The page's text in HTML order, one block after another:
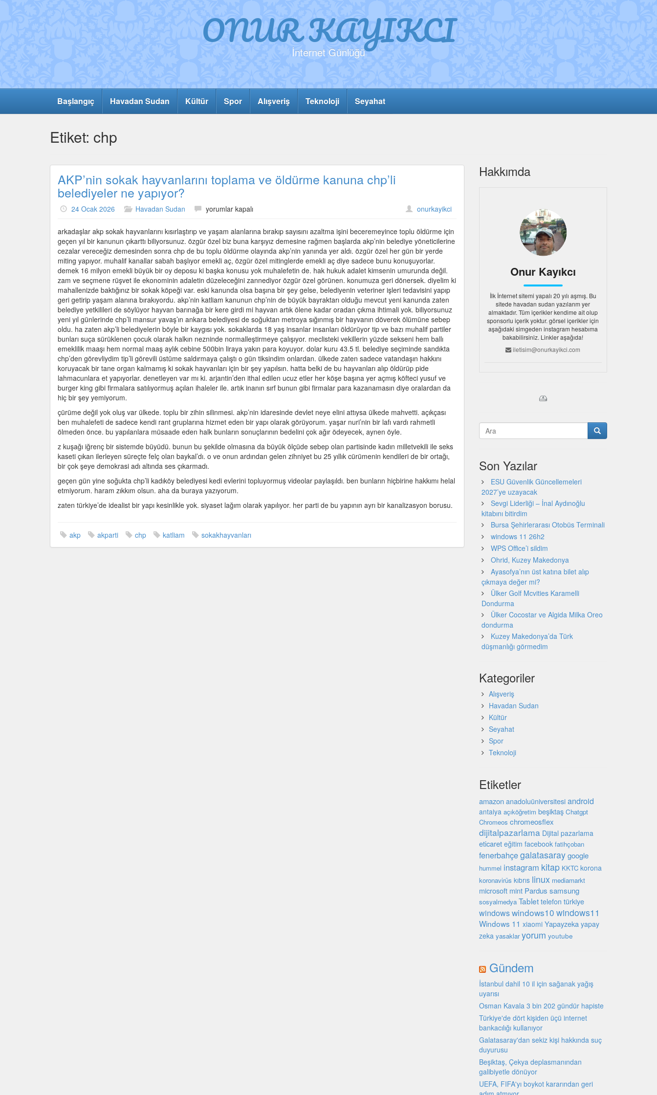
ONUR KAYIKCI
İnternet Günlüğü
Başlangıç Havadan Sudan Kültür Spor Alışveriş Teknoloji Seyahat
Etiket: chp
AKP’nin sokak hayvanlarını toplama ve öldürme kanuna chp’li
belediyeler ne yapıyor?
24 Ocak 2026 Havadan Sudan
AKP’nin
hayvanlarını
toplama
ve
öldürme
kanuna
chp’li
belediyeler
ne
yapıyor?
için
yorumlar kapalı onurkayikci
arkadaşlar akp sokak hayvanlarını kısırlaştırıp ve yaşam alanlarına bırakıp sayısını azaltma işini beceremeyince toplu öldürme için
geçen yıl bir kanunun çıkarttı biliyorsunuz. özgür özel biz buna karşıyız demesine rağmen başlarda akp’nin belediye yöneticilerine
cezalar vereceğiz demesinden sonra chp de bu toplu öldürme olayında akp’nin yanında yer aldı. özgür özel her gün bir yerde
miting yapıyor. muhalif kanallar sabah başlıyor emekli aç, özgür özel mitinglerde emekli aç diye sadece bunu konuşuyorlar.
demek 16 milyon emekli büyük bir oy deposu ki başka konusu yok muhalefetin de. hak hukuk adalet kimsenin umurunda değil.
zam ve seçmene rüşvet ile ekonominin adaletin düzeleceğini zannediyor özgür özel görünen. konumuza geri dönersek. diyelim ki
mahallenizde baktığınız bir sokak köpeği var. eski kanunda olsa başına bir şey gelse, belediyenin veteriner işleri tedavisini yapıp
geri getirip yaşam alanına bırakıyordu. akp’nin katliam kanunun chp’nin de büyük bayraktarı olduğu mevcut yeni kanunda zaten
belediye yetkilileri de söylüyor hayvan barınağa bir kere girdi mi hayvan artık ölene kadar oradan çıkma ihtimali yok. biliyorsunuz
yeni yıl günlerinde chp’li mansur yavaş’ın ankara belediyesi de soğuktan metroya sığınmış bir hayvanın döverek ölümüne sebep
oldu. ha zaten akp’li belediyelerin böyle bir kaygısı yok. sokaklarda 18 yaş insanlar insanları öldürüyor tip ve bazı muhalif partiler
bunları suça sürüklenen çocuk olarak halkın nezninde normalleştirmeye çalışıyor. meclisteki vekillerin yüzde sekseni hem ballı
emeklilik maaşı hem normal maaş aylık cebine 500bin liraya yakın para koyuyor. dolar kuru 43.5 tl. belediye seçiminde sandıkta
chp’den görevliydim tip’li görevili üstüme saldırmaya çalıştı o gün tiksindim onlardan. ülkede zaten sadece vatandaşın hakkını
koruyacak bir tane organ kalmamış ki sokak hayvanları için bir şey yapılsın. hatta belki de bu hayvanları alıp öldürüp pide
lahmacunlara et yapıyorlar. denetleyen var mı ki. arjantin’den ithal edilen ucuz etler her köşe başına yer açmış köfteci yusuf ve
burger king gibi firmalara satılıyormuş açılan ihaleler ile. artık inanın sırf bunun gibi firmalar para kazanamasın diye oralardan da
hiç bir şey yemiyorum.
çürüme değil yok oluş var ülkede. toplu bir zihin silinmesi. akp’nin idaresinde devlet neye elini attıysa ülkede mahvetti. açıkçası
ben muhalefeti de sadece kendi rant gruplarına hizmet eden bir yapı olarak görüyorum. yaşar nuri’nin bir lafı vardı rahmetli
ölmeden önce. bu yapılanlara müsaade eden halk bunların sonuçlarının bedelini çok ağır ödeyecek, aynen öyle.
z kuşağı iğrenç bir sistemde büyüdü. bunun bu şekilde olmasına da büyük ölçüde sebep olan partisinde kadın milletvekili ile seks
kaseti çıkan ilerleyen süreçte felç olan baykal’dı. o ve onun ardından gelen zihniyet bu 25 yıllık cürümenin kendileri de bir ortağı,
bir çok şeye demokrasi adı altında ses çıkarmadı.
geçen gün yine soğukta chp’li kadıköy belediyesi kedi evlerini topluyormuş videolar paylaşıldı. ben bunların hiçbirine hakkımı helal
etmiyorum. haram zıkkım olsun. aha da buraya yazıyorum.
zaten türkiye’de idealist bir yapı kesinlikle yok. siyaset lağım olarak yapılıyor. her parti de bu yapının ayrı bir kanalizasyon borusu.
akp akparti chp katliam sokakhayvanları
Hakkımda
Onur Kayıkcı
İlk İnternet sitemi yapalı 20 yılı aşmış. Bu
sitede havadan sudan yazılarım yer
almaktadır. Tüm içerikler kendime ait olup
sponsorlu içerik yoktur. görsel içerikler için
aşağıdaki simgeden instagram hesabıma
bakabilirsiniz. Linkler aşağıda!
iletisim@onurkayikci.com
Son Yazılar
ESU Güvenlik Güncellemeleri
2027’ye uzayacak
Sevgi Liderliği – İnal Aydınoğlu
kitabını bitirdim
Bursa Şehirlerarası Otobüs Terminali
windows 11 26h2
WPS Office’i sildim
Ohrid, Kuzey Makedonya
Ayasofya’nın üst katına bilet alıp
çıkmaya değer mi?
Ülker Golf Mcvities Karamelli
Dondurma
Ülker Cocostar ve Algida Milka Oreo
dondurma
Kuzey Makedonya’da Türk
düşmanlığı görmedim
Kategoriler
Alışveriş
Havadan Sudan
Kültür
Seyahat
Spor
Teknoloji
Etiketler
amazon anadoluüniversitesi android
antalya açıköğretim beşiktaş Chatgpt
Chromeos chromeosflex
dijitalpazarlama Dijital pazarlama
eticaret eğitim facebook fatihçoban
fenerbahçegalatasaray google
hummel instagram kitap KKTC korona
koronavirüs kıbrıs linux mediamarkt
microsoft mint Pardus samsung
sosyalmedya Tablet telefon türkiye
windowswindows10 windows11
Windows 11 xiaomi Yapayzeka yapay
zeka yasaklar yorum youtube
Gündem
İstanbul dahil 10 il için sağanak yağış
uyarısı
Osman Kavala 3 bin 202 gündür hapiste
Türkiye'de dört kişiden üçü internet
bankacılığı kullanıyor
Galatasaray'dan sekiz kişi hakkında suç
duyurusu
Beşiktaş, Çekya deplasmanından
galibiyetle dönüyor
UEFA, FIFA'yı boykot kararından geri